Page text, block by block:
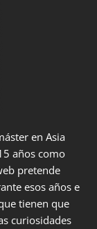
en Asia
años como
pretende
esos años e
tienen que
curiosidades